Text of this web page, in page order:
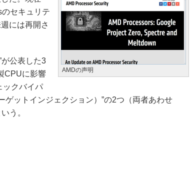
AMDの声明
セキュリテ
には再開さ
公表した3
CPUに影響
ックバイパ
ゲットインジェクション）”の2つ（両者あわせ
う。